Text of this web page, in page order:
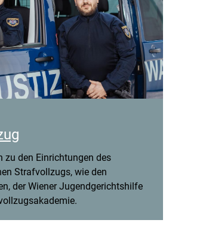
zu den Einrichtungen des
Strafvollzugs, wie den
der Wiener Jugendgerichtshilfe